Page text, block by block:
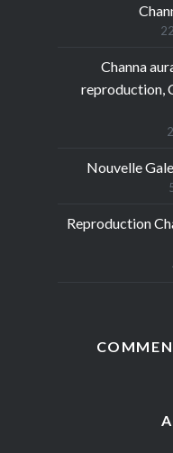
Channa
reproduction,
Nouvelle
Reproduction